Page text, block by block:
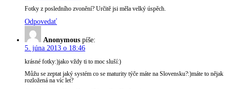
Fotky z posledního zvonění? Určitě jsi měla velký úspěch.
Odpovedať
Anonymous píše:
5. júna 2013 o 18:46
krásné fotky:)jako vždy ti to moc sluší:)
Můžu se zeptat jaký systém co se maturity týče máte na Slovensku?:)máte to nějak
rozložená na víc let?